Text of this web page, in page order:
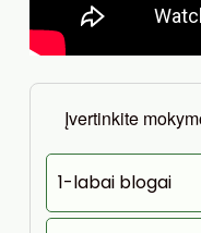
Įvertinkite
1-labai blogai